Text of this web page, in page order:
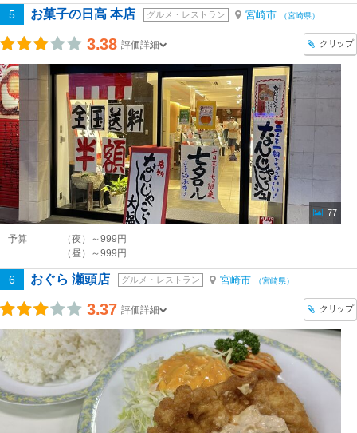
5 お菓子の日高 本店 グルメ・レストラン 宮崎市 （宮崎県）
3.38 評価詳細 クリップ
77
予算
（夜）～999円
（昼）～999円
6 おぐら 瀬頭店 グルメ・レストラン 宮崎市 （宮崎県）
3.37 評価詳細 クリップ